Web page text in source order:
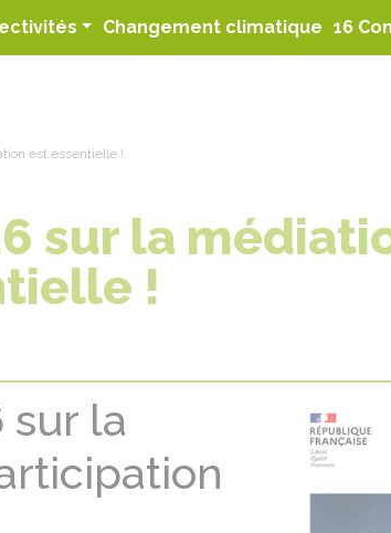
Changement climatique 16
est essentielle !
sur la
!
sur la